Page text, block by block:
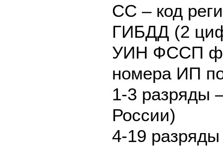
CC – код
ГИБДД (2
УИН ФССП
номера ИП
1-3
России)
4-19